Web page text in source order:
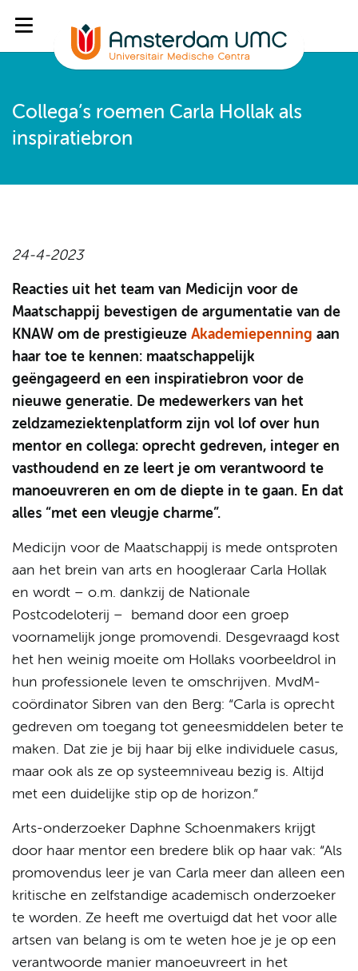
Collega’s roemen Carla Hollak als
inspiratiebron
24-4-2023
Reacties uit het team van Medicijn voor de
Maatschappij bevestigen de argumentatie van de
KNAW om de prestigieuze Akademiepenning aan
haar toe te kennen: maatschappelijk
geëngageerd en een inspiratiebron voor de
nieuwe generatie. De medewerkers van het
zeldzameziektenplatform zijn vol lof over hun
mentor en collega: oprecht gedreven, integer en
vasthoudend en ze leert je om verantwoord te
manoeuvreren en om de diepte in te gaan. En dat
alles “met een vleugje charme”.
Medicijn voor de Maatschappij is mede ontsproten
aan het brein van arts en hoogleraar Carla Hollak
en wordt – o.m. dankzij de Nationale
Postcodeloterij – bemand door een groep
voornamelijk jonge promovendi. Desgevraagd kost
het hen weinig moeite om Hollaks voorbeeldrol in
hun professionele leven te omschrijven. MvdM-
coördinator Sibren van den Berg: “Carla is oprecht
gedreven om toegang tot geneesmiddelen beter te
maken. Dat zie je bij haar bij elke individuele casus,
maar ook als ze op systeemniveau bezig is. Altijd
met een duidelijke stip op de horizon.”
Arts-onderzoeker Daphne Schoenmakers krijgt
door haar mentor een bredere blik op haar vak: “Als
promovendus leer je van Carla meer dan alleen een
kritische en zelfstandige academisch onderzoeker
te worden. Ze heeft me overtuigd dat het voor alle
artsen van belang is om te weten hoe je je op een
verantwoorde manier manoeuvreert in het